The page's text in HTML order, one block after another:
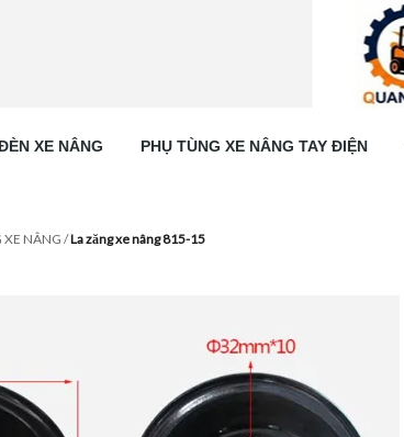
XE NÂNG PHỤ TÙNG XE NÂNG TAY ĐIỆN
XE NÂNG /La zăng xe nâng 815-15